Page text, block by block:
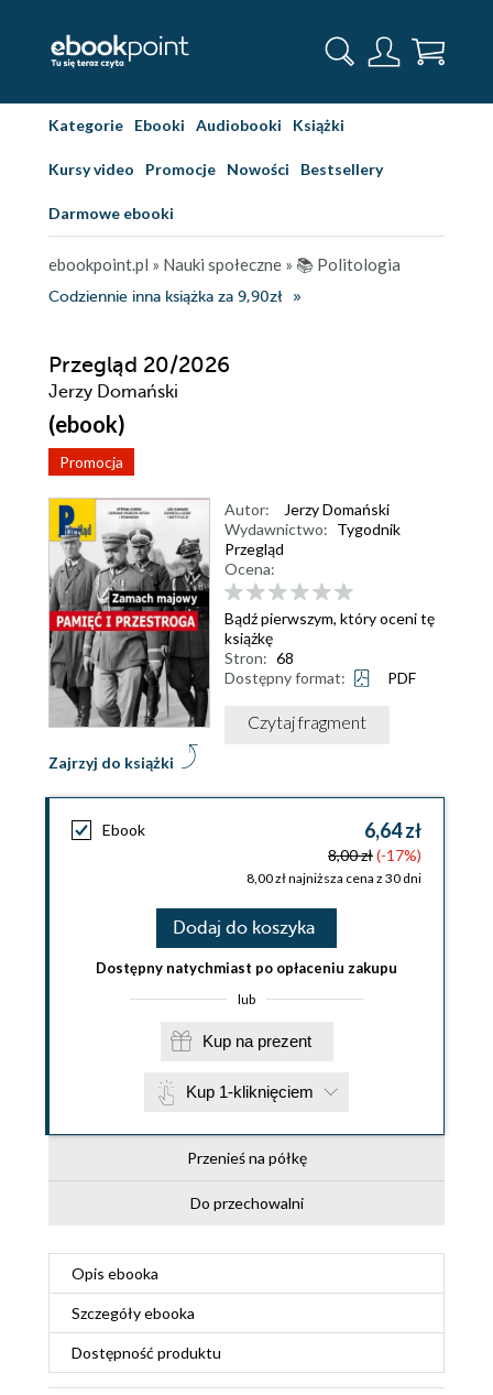
Kategorie Ebooki Audiobooki Książki
Kursy video Promocje Nowości Bestsellery
Darmowe ebooki
ebookpoint.pl » Nauki społeczne » 📚 Politologia
Codziennie inna książka za 9,90zł
Przegląd 20/2026
Jerzy Domański
(ebook)
Promocja
Zajrzyj do książki
Autor:
Jerzy Domański
Wydawnictwo: Tygodnik
Przegląd
Ocena:
Bądź pierwszym, który oceni tę
książkę
Stron: 68
Dostępny format:
PDF
Czytaj fragment
Ebook 6,64 zł
8,00 zł(-17%)
8,00 zł najniższa cena z 30 dni
Dodaj do koszyka
Dostępny natychmiast po opłaceniu zakupu
lub
Kup na prezent
Kup 1-kliknięciem
Przenieś na półkę
Do przechowalni
Opis ebooka
Szczegółyebooka
Dostępność produktu